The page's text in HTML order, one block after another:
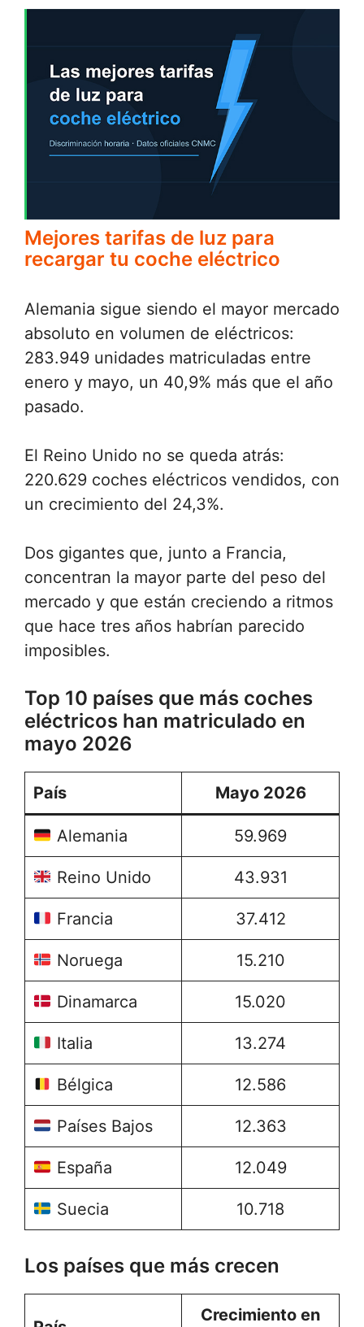
Mejores tarifas de luz para
recargar tu coche eléctrico
Alemania sigue siendo el mayor mercado
absoluto en volumen de eléctricos:
283.949 unidades matriculadas entre
enero y mayo, un 40,9% más que el año
pasado.
El Reino Unido no se queda atrás:
220.629 coches eléctricos vendidos, con
un crecimiento del 24,3%.
Dos gigantes que, junto a Francia,
concentran la mayor parte del peso del
mercado y que están creciendo a ritmos
que hace tres años habrían parecido
imposibles.
Top 10 países que más coches
eléctricos han matriculado en
mayo 2026
País Mayo 2026
Alemania 59.969
Reino Unido 43.931
Francia 37.412
Noruega 15.210
Dinamarca 15.020
Italia 13.274
Bélgica 12.586
Países Bajos 12.363
España 12.049
Suecia 10.718
Los países que más crecen
Crecimiento en